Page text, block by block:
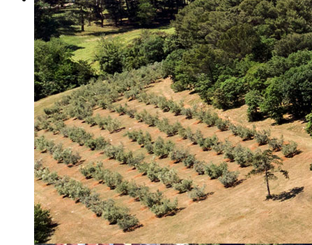
Rad Znanstvenog vijeća
Etičko povjerenstvo
Etički kodeks
Financiranje
Proračun
Potpore
PROGRAMSKO FINANCIRANJE
Izvještavanje po uredbi
Projekti Instituta
Dialogue4Tourism
REVIVE
WASTEREDUCE
MITOMED+
WINTERMED
CASTWATER
INHERIT